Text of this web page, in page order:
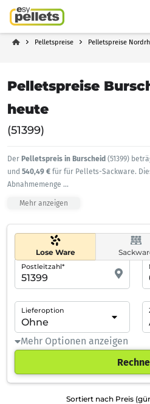
Pelletspreise Pelletspreise
Pelletspreise
heute
(51399)
Der Pelletspreis in Burscheid (51399)
und 540,49 € für für Pellets-Sackware.
Abnahmemenge ...
Mehr anzeigen
Lose Ware
Postleitzahl*
Lieferoption
Mehr Optionen anzeigen
Sortiert nach Preis